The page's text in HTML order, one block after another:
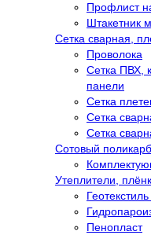
Профлист
Штакетник
Сетка сварная,
Проволока
Сетка ПВХ,
панели
Сетка
Сетка
Сетка
Сотовый
Утеплители,
Пенопласт